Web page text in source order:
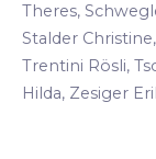
Theres,
Stalder
Trentini Rösli,
Hilda, Zesiger